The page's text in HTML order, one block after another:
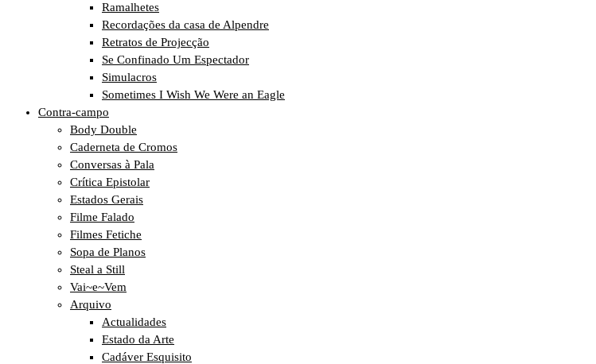
Ramalhetes
Recordações da casa de Alpendre
Retratos de Projecção
Se Confinado Um Espectador
Simulacros
Sometimes I Wish We Were an Eagle
Contra-campo
Body Double
Caderneta de Cromos
Conversas à Pala
Crítica Epistolar
Estados Gerais
Filme Falado
Filmes Fetiche
Sopa de Planos
Steal a Still
Vai~e~Vem
Arquivo
Actualidades
Estado da Arte
Cadáver Esquisito